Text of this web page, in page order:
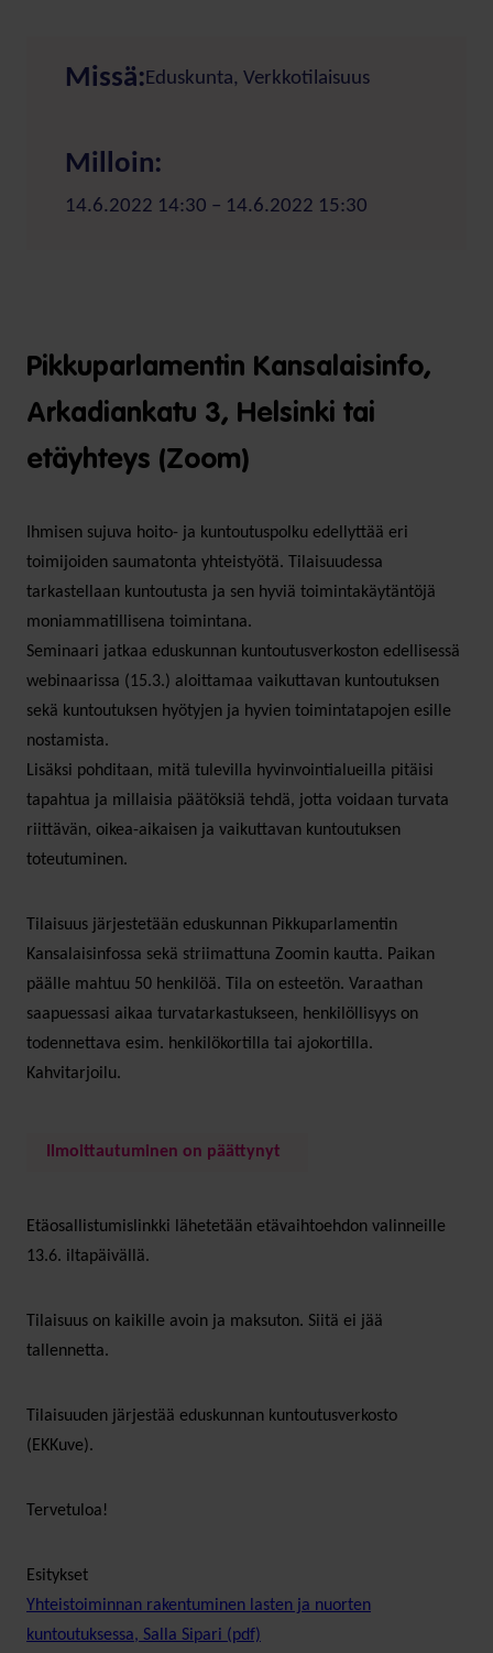
Missä:Eduskunta, Verkkotilaisuus
Milloin:
14.6.2022 14:30 – 14.6.2022 15:30
Pikkuparlamentin Kansalaisinfo,
Arkadiankatu 3, Helsinki tai
etäyhteys (Zoom)
Ihmisen sujuva hoito- ja kuntoutuspolku edellyttää eri
toimijoiden saumatonta yhteistyötä. Tilaisuudessa
tarkastellaan kuntoutusta ja sen hyviä toimintakäytäntöjä
moniammatillisena toimintana.
Seminaari jatkaa eduskunnan kuntoutusverkoston edellisessä
webinaarissa (15.3.) aloittamaa vaikuttavan kuntoutuksen
sekä kuntoutuksen hyötyjen ja hyvien toimintatapojen esille
nostamista.
Lisäksi pohditaan, mitä tulevilla hyvinvointialueilla pitäisi
tapahtua ja millaisia päätöksiä tehdä, jotta voidaan turvata
riittävän, oikea-aikaisen ja vaikuttavan kuntoutuksen
toteutuminen.
Tilaisuus järjestetään eduskunnan Pikkuparlamentin
Kansalaisinfossa sekä striimattuna Zoomin kautta. Paikan
päälle mahtuu 50 henkilöä. Tila on esteetön. Varaathan
saapuessasi aikaa turvatarkastukseen, henkilöllisyys on
todennettava esim. henkilökortilla tai ajokortilla.
Kahvitarjoilu.
Ilmoittautuminen on päättynyt
Etäosallistumislinkki lähetetään etävaihtoehdon valinneille
13.6. iltapäivällä.
Tilaisuus on kaikille avoin ja maksuton. Siitä ei jää
tallennetta.
Tilaisuuden järjestää eduskunnan kuntoutusverkosto
(EKKuve).
Tervetuloa!
Esitykset
Yhteistoiminnan rakentuminen lasten ja nuorten
kuntoutuksessa, Salla Sipari (pdf)